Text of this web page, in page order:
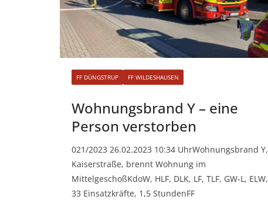
FF DÜNGSTRUP FF WILDESHAUSEN
Wohnungsbrand Y – eine
Person verstorben
021/2023 26.02.2023 10:34 UhrWohnungsbrand Y,
Kaiserstraße, brennt Wohnung im
MittelgeschoßKdoW, HLF, DLK, LF, TLF, GW-L, ELW,
33 Einsatzkräfte, 1,5 StundenFF